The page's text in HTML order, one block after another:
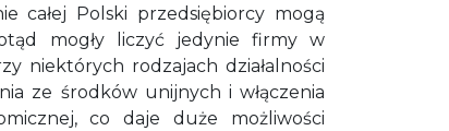
całej Polski przedsiębiorcy mogą
mogły liczyć jedynie firmy w
niektórych rodzajach działalności
ze środków unijnych i włączenia
co daje duże możliwości